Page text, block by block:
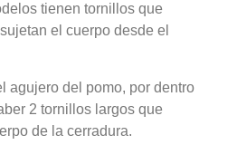
tienen tornillos que
el cuerpo desde el
agujero del pomo, por dentro
2 tornillos largos que
de la cerradura.